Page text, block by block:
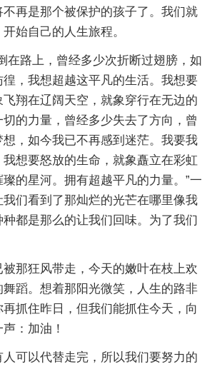
再是那个被保护的孩子了。我们就
始自己的人生旅程。
在路上，曾经多少次折断过翅膀，如
，我想超越这平凡的生活。我想要
翔在辽阔天空，就象穿行在无边的
的力量，曾经多少失去了方向，曾
，如今我已不再感到迷茫。我要我
想要怒放的生命，就象矗立在彩虹
的星河。拥有超越平凡的力量。”一
们看到了那灿烂的光芒在哪里像我
都是那么的让我们回味。为了我们
被那狂风带走，今天的嫩叶在枝上欢
舞蹈。想着那阳光微笑，人生的路非
抓住昨日，但我们能抓住今天，向
：加油！
可以代替走完，所以我们要努力的